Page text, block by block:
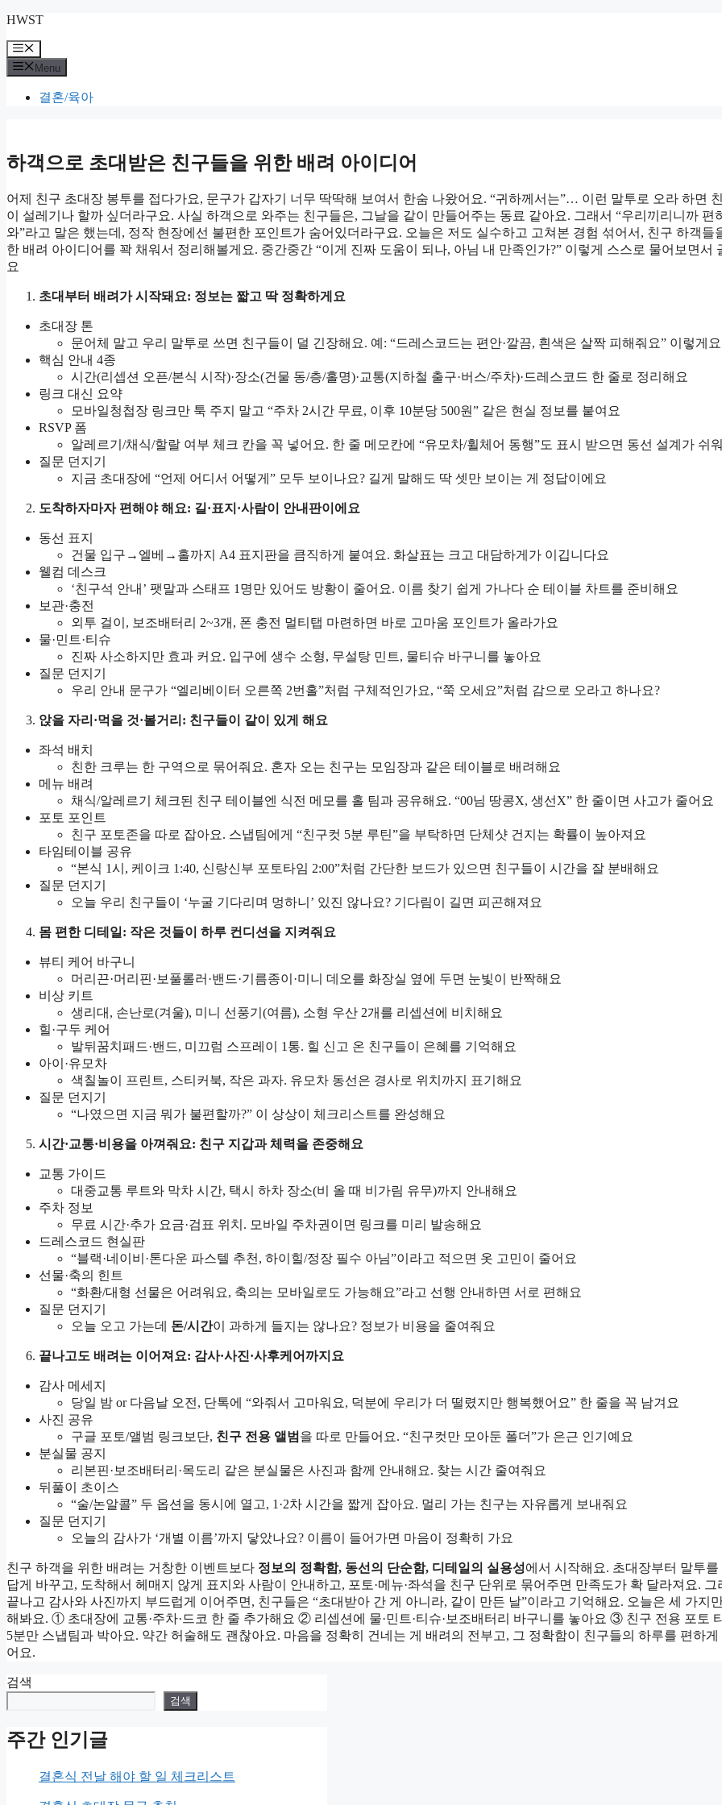
Skip
content
HWST
Menu
Menu
결혼/육아
하객으로 초대받은 친구들을 위한 배려 아이디어
어제 친구 초대장 봉투를 접다가요, 문구가 갑자기 너무 딱딱해 보여서 한숨 나왔어요. “귀하께서는”… 이런 말투로 오라 하면
이 설레기나 할까 싶더라구요. 사실 하객으로 와주는 친구들은, 그날을 같이 만들어주는 동료 같아요. 그래서 “우리끼리니까 편
와”라고 말은 했는데, 정작 현장에선 불편한 포인트가 숨어있더라구요. 오늘은 저도 실수하고 고쳐본 경험 섞어서, 친구 하객들
한 배려 아이디어를 꽉 채워서 정리해볼게요. 중간중간 “이게 진짜 도움이 되나, 아님 내 만족인가?” 이렇게 스스로 물어보면서
요
초대부터 배려가 시작돼요: 정보는 짧고 딱 정확하게요
초대장 톤
문어체 말고 우리 말투로 쓰면 친구들이 덜 긴장해요. 예: “드레스코드는 편안·깔끔, 흰색은 살짝 피해줘요” 이렇게요
핵심 안내 4종
시간(리셉션 오픈/본식 시작)·장소(건물 동/층/홀명)·교통(지하철 출구·버스/주차)·드레스코드 한 줄로 정리해요
링크 대신 요약
모바일청첩장 링크만 툭 주지 말고 “주차 2시간 무료, 이후 10분당 500원” 같은 현실 정보를 붙여요
RSVP 폼
알레르기/채식/할랄 여부 체크 칸을 꼭 넣어요. 한 줄 메모칸에 “유모차/휠체어 동행”도 표시 받으면 동선 설계가 쉬
질문 던지기
지금 초대장에 “언제 어디서 어떻게” 모두 보이나요? 길게 말해도 딱 셋만 보이는 게 정답이에요
도착하자마자 편해야 해요: 길·표지·사람이 안내판이에요
동선 표지
건물 입구→엘베→홀까지 A4 표지판을 큼직하게 붙여요. 화살표는 크고 대담하게가 이깁니다요
웰컴 데스크
‘친구석 안내’ 팻말과 스태프 1명만 있어도 방황이 줄어요. 이름 찾기 쉽게 가나다 순 테이블 차트를 준비해요
보관·충전
외투 걸이, 보조배터리 2~3개, 폰 충전 멀티탭 마련하면 바로 고마움 포인트가 올라가요
물·민트·티슈
진짜 사소하지만 효과 커요. 입구에 생수 소형, 무설탕 민트, 물티슈 바구니를 놓아요
질문 던지기
우리 안내 문구가 “엘리베이터 오른쪽 2번홀”처럼 구체적인가요, “쭉 오세요”처럼 감으로 오라고 하나요?
앉을 자리·먹을 것·볼거리: 친구들이 같이 있게 해요
좌석 배치
친한 크루는 한 구역으로 묶어줘요. 혼자 오는 친구는 모임장과 같은 테이블로 배려해요
메뉴 배려
채식/알레르기 체크된 친구 테이블엔 식전 메모를 홀 팀과 공유해요. “00님 땅콩X, 생선X” 한 줄이면 사고가 줄어요
포토 포인트
친구 포토존을 따로 잡아요. 스냅팀에게 “친구컷 5분 루틴”을 부탁하면 단체샷 건지는 확률이 높아져요
타임테이블 공유
“본식 1시, 케이크 1:40, 신랑신부 포토타임 2:00”처럼 간단한 보드가 있으면 친구들이 시간을 잘 분배해요
질문 던지기
오늘 우리 친구들이 ‘누굴 기다리며 멍하니’ 있진 않나요? 기다림이 길면 피곤해져요
몸 편한 디테일: 작은 것들이 하루 컨디션을 지켜줘요
뷰티 케어 바구니
머리끈·머리핀·보풀롤러·밴드·기름종이·미니 데오를 화장실 옆에 두면 눈빛이 반짝해요
비상 키트
생리대, 손난로(겨울), 미니 선풍기(여름), 소형 우산 2개를 리셉션에 비치해요
힐·구두 케어
발뒤꿈치패드·밴드, 미끄럼 스프레이 1통. 힐 신고 온 친구들이 은혜를 기억해요
아이·유모차
색칠놀이 프린트, 스티커북, 작은 과자. 유모차 동선은 경사로 위치까지 표기해요
질문 던지기
“나였으면 지금 뭐가 불편할까?” 이 상상이 체크리스트를 완성해요
시간·교통·비용을 아껴줘요: 친구 지갑과 체력을 존중해요
교통 가이드
대중교통 루트와 막차 시간, 택시 하차 장소(비 올 때 비가림 유무)까지 안내해요
주차 정보
무료 시간·추가 요금·검표 위치. 모바일 주차권이면 링크를 미리 발송해요
드레스코드 현실판
“블랙·네이비·톤다운 파스텔 추천, 하이힐/정장 필수 아님”이라고 적으면 옷 고민이 줄어요
선물·축의 힌트
“화환/대형 선물은 어려워요, 축의는 모바일로도 가능해요”라고 선행 안내하면 서로 편해요
질문 던지기
오늘 오고 가는데 돈/시간이 과하게 들지는 않나요? 정보가 비용을 줄여줘요
끝나고도 배려는 이어져요: 감사·사진·사후케어까지요
감사 메세지
당일 밤 or 다음날 오전, 단톡에 “와줘서 고마워요, 덕분에 우리가 더 떨렸지만 행복했어요” 한 줄을 꼭 남겨요
사진 공유
구글 포토/앨범 링크보단, 친구 전용 앨범 을 따로 만들어요. “친구컷만 모아둔 폴더”가 은근 인기예요
분실물 공지
리본핀·보조배터리·목도리 같은 분실물은 사진과 함께 안내해요. 찾는 시간 줄여줘요
뒤풀이 초이스
“술/논알콜” 두 옵션을 동시에 열고, 1·2차 시간을 짧게 잡아요. 멀리 가는 친구는 자유롭게 보내줘요
질문 던지기
오늘의 감사가 ‘개별 이름’까지 닿았나요? 이름이 들어가면 마음이 정확히 가요
친구 하객을 위한 배려는 거창한 이벤트보다 정보의 정확함, 동선의 단순함, 디테일의 실용성에서 시작해요. 초대장부터 말투를
답게 바꾸고, 도착해서 헤매지 않게 표지와 사람이 안내하고, 포토·메뉴·좌석을 친구 단위로 묶어주면 만족도가 확 달라져요. 그
끝나고 감사와 사진까지 부드럽게 이어주면, 친구들은 “초대받아 간 게 아니라, 같이 만든 날”이라고 기억해요. 오늘은 세 가지
해봐요. ① 초대장에 교통·주차·드코 한 줄 추가해요 ② 리셉션에 물·민트·티슈·보조배터리 바구니를 놓아요 ③ 친구 전용 포토
5분만 스냅팀과 박아요. 약간 허술해도 괜찮아요. 마음을 정확히 건네는 게 배려의 전부고, 그 정확함이 친구들의 하루를 편하게
어요.
검색
검색
주간 인기글
결혼식 전날 해야 할 일 체크리스트